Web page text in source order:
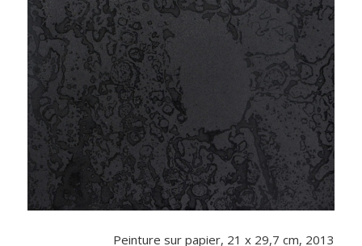
Peinture sur papier, 21 x 29,7 cm, 2013